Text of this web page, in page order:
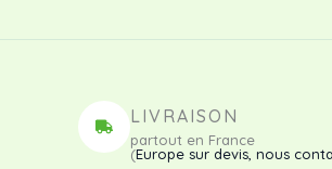
LIVRAISON
partout en France
(Europe sur devis, nous